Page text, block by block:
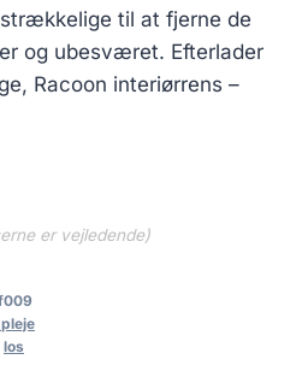
95.20 kr..til at fjerne de
og ubesværet. Efterlader
Racoon interiørrens –
er vejledende)
los